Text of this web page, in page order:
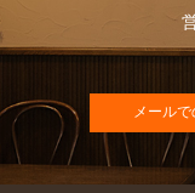
メール